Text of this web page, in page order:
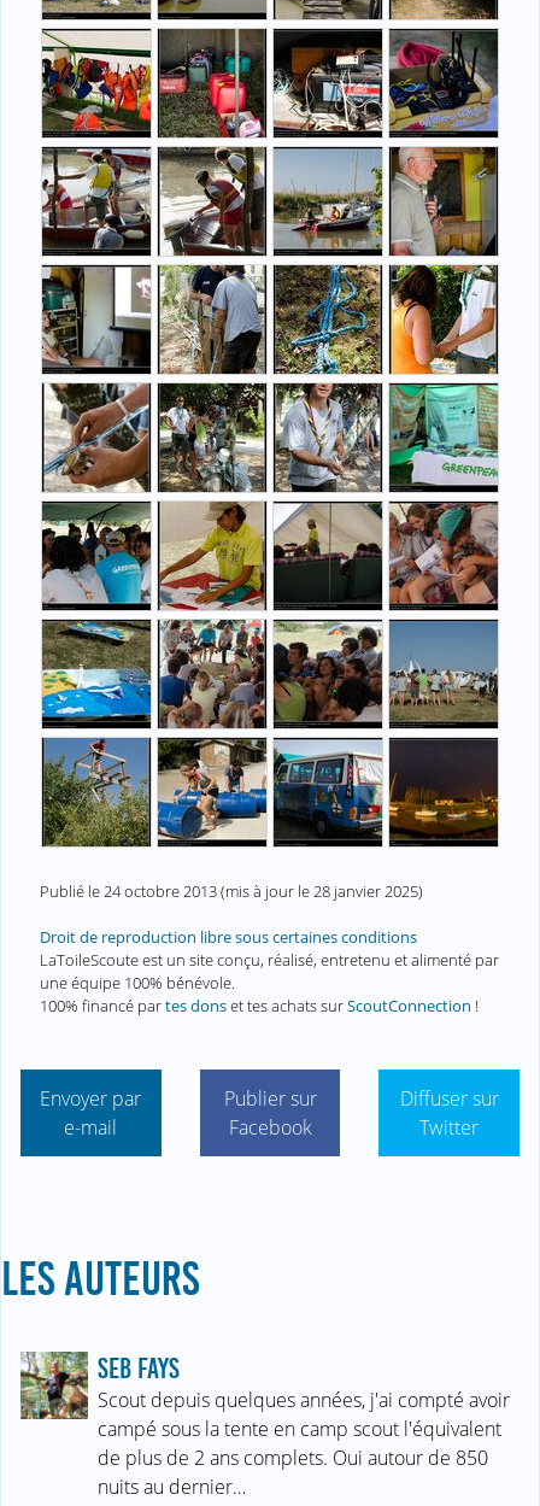
Publié le24 octobre 2013(mis à jour le28 janvier 2025)
Droit de reproduction libre sous certaines conditions
LaToileScoute est un site conçu, réalisé, entretenu et alimenté par
une équipe 100% bénévole.
100% financé partes donset tes achats surScoutConnection !
Envoyer par
e-mail
Publier sur
Facebook
Diffuser sur
Twitter
LES AUTEURS
SEB FAYS
Scout depuis quelques années, j'ai compté avoir
campé sous la tente en camp scout l'équivalent
de plus de 2 ans complets. Oui autour de 850
nuits au dernier…